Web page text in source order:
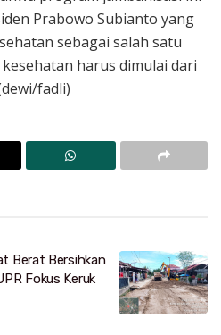
Prabowo Subianto yang
sebagai salah satu
harus dimulai dari
fadli)
Berat Bersihkan
Fokus Keruk